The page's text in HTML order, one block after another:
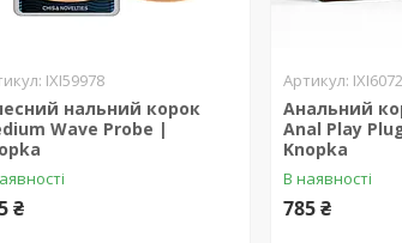
IXI59978
нальний корок
Wave Probe |
₴
Анальний
Anal Play
Knopka
В наявності
785 ₴